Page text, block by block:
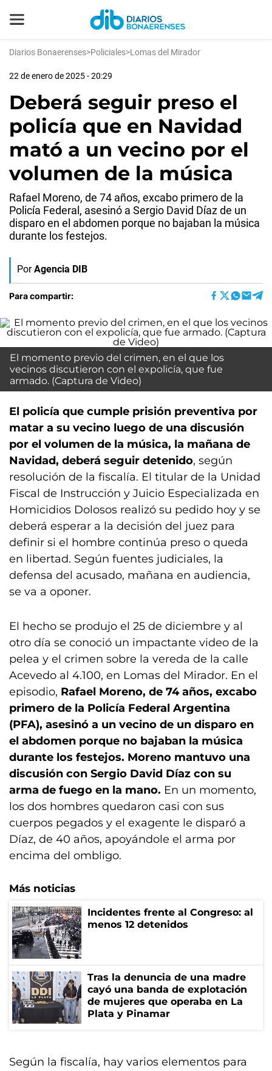
Diarios Bonaerenses>Policiales>Lomas del Mirador
22 de enero de 2025 - 20:29
Deberá seguir preso el
policía que en Navidad
mató a un vecino por el
volumen de la música
Rafael Moreno, de 74 años, excabo primero de la
Policía Federal, asesinó a Sergio David Díaz de un
disparo en el abdomen porque no bajaban la música
durante los festejos.
Por Agencia DIB
Para compartir:
El momento previo del crimen, en el que los
vecinos discutieron con el expolicía, que fue
armado. (Captura de Video)
El policía que cumple prisión preventiva por
matar a su vecino luego de una discusión
por el volumen de la música, la mañana de
Navidad, deberá seguir detenido, según
resolución de la fiscalía. El titular de la Unidad
Fiscal de Instrucción y Juicio Especializada en
Homicidios Dolosos realizó su pedido hoy y se
deberá esperar a la decisión del juez para
definir si el hombre continúa preso o queda
en libertad. Según fuentes judiciales, la
defensa del acusado, mañana en audiencia,
se va a oponer.
El hecho se produjo el 25 de diciembre y al
otro día se conoció un impactante video de la
pelea y el crimen sobre la vereda de la calle
Acevedo al 4.100, en Lomas del Mirador. En el
episodio, Rafael Moreno, de 74 años, excabo
primero de la Policía Federal Argentina
(PFA), asesinó a un vecino de un disparo en
el abdomen porque no bajaban la música
durante los festejos. Moreno mantuvo una
discusión con Sergio David Díaz con su
arma de fuego en la mano. En un momento,
los dos hombres quedaron casi con sus
cuerpos pegados y el exagente le disparó a
Díaz, de 40 años, apoyándole el arma por
encima del ombligo.
Más noticias
Incidentes frente al Congreso: al
menos 12 detenidos
Tras la denuncia de una madre
cayó una banda de explotación
de mujeres que operaba en La
Plata y Pinamar
Según la fiscalía, hay varios elementos para